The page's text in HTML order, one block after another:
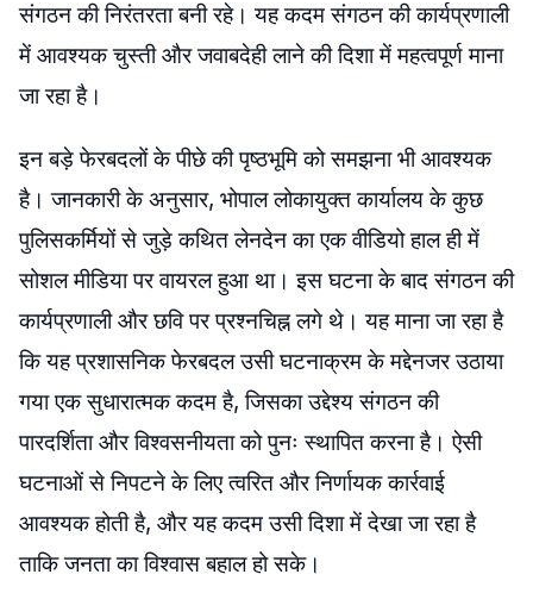
संगठन की निरंतरता बनी रहे। यह कदम संगठन की कार्यप्रणाली
में आवश्यक चुस्ती और जवाबदेही लाने की दिशा में महत्वपूर्ण माना
जा रहा है।
इन बड़े फेरबदलों के पीछे की पृष्ठभूमि को समझना भी आवश्यक
है। जानकारी के अनुसार, भोपाल लोकायुक्त कार्यालय के कुछ
पुलिसकर्मियों से जुड़े कथित लेनदेन का एक वीडियो हाल ही में
सोशल मीडिया पर वायरल हुआ था। इस घटना के बाद संगठन की
कार्यप्रणाली और छवि पर प्रश्नचिह्न लगे थे। यह माना जा रहा है
कि यह प्रशासनिक फेरबदल उसी घटनाक्रम के मद्देनजर उठाया
गया एक सुधारात्मक कदम है, जिसका उद्देश्य संगठन की
पारदर्शिता और विश्वसनीयता को पुनः स्थापित करना है। ऐसी
घटनाओं से निपटने के लिए त्वरित और निर्णायक कार्रवाई
आवश्यक होती है, और यह कदम उसी दिशा में देखा जा रहा है
ताकि जनता का विश्वास बहाल हो सके।